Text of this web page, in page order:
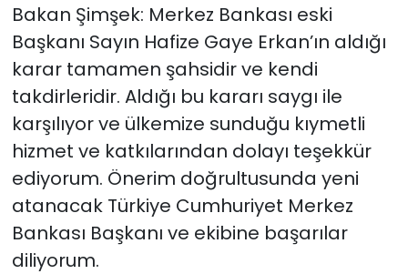
Bakan Şimşek: Merkez Bankası eski
Başkanı Sayın Hafize Gaye Erkan’ın aldığı
karar tamamen şahsidir ve kendi
takdirleridir. Aldığı bu kararı saygı ile
karşılıyor ve ülkemize sunduğu kıymetli
hizmet ve katkılarından dolayı teşekkür
ediyorum. Önerim doğrultusunda yeni
atanacak Türkiye Cumhuriyet Merkez
Bankası Başkanı ve ekibine başarılar
diliyorum.